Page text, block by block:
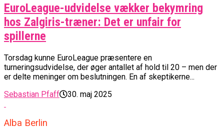
EuroLeague-udvidelse vækker bekymring
hos Zalgiris-træner: Det er unfair for
spillerne
Torsdag kunne EuroLeague præsentere en
turneringsudvidelse, der øger antallet af hold til 20 – men der
er delte meninger om beslutningen. En af skeptikerne...
Sebastian Pfaff
30. maj 2025
Alba Berlin